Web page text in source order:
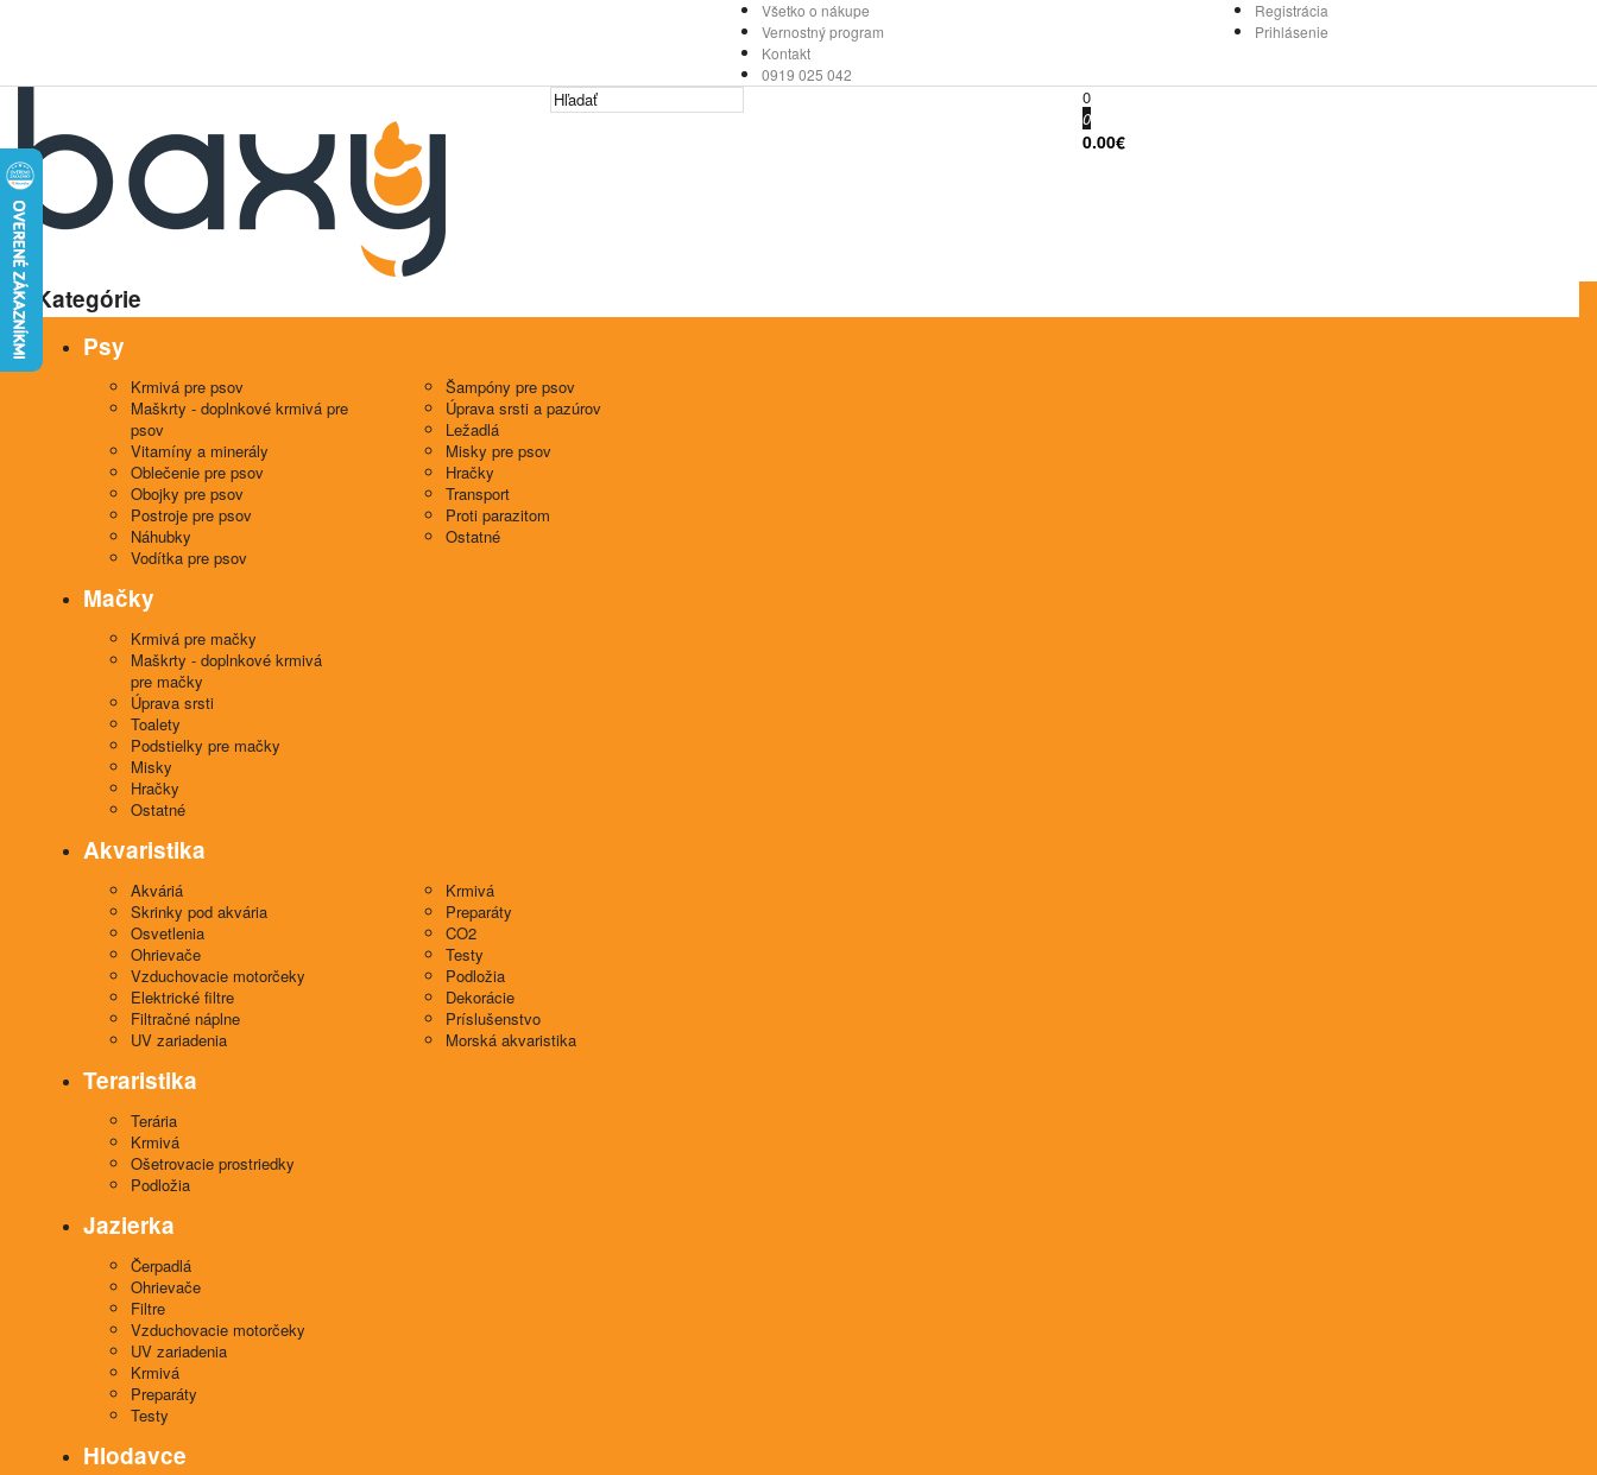
Všetko o nákupe
Vernostný program
Kontakt
0919 025 042
Registrácia
Prihlásenie
0
0
0.00€
Kategórie
Psy
Krmivá pre psov
Maškrty - doplnkové krmivá pre
psov
Vitamíny a minerály
Oblečenie pre psov
Obojky pre psov
Postroje pre psov
Náhubky
Vodítka pre psov
Šampóny pre psov
Úprava srsti a pazúrov
Ležadlá
Misky pre psov
Hračky
Transport
Proti parazitom
Ostatné
Mačky
Krmivá pre mačky
Maškrty - doplnkové krmivá
pre mačky
Úprava srsti
Toalety
Podstielky pre mačky
Misky
Hračky
Ostatné
Akvaristika
Akváriá
Skrinky pod akvária
Osvetlenia
Ohrievače
Vzduchovacie motorčeky
Elektrické filtre
Filtračné náplne
UV zariadenia
Krmivá
Preparáty
CO2
Testy
Podložia
Dekorácie
Príslušenstvo
Morská akvaristika
Teraristika
Terária
Krmivá
Ošetrovacie prostriedky
Podložia
Jazierka
Čerpadlá
Ohrievače
Filtre
Vzduchovacie motorčeky
UV zariadenia
Krmivá
Preparáty
Testy
Hlodavce